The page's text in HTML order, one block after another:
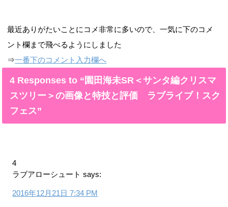
最近ありがたいことにコメ非常に多いので、一気に下のコメ
ント欄まで飛べるようにしました
⇒一番下のコメント入力欄へ
4 Responses to “園田海未SR＜サンタ編クリスマ
スツリー＞の画像と特技と評価 ラブライブ！スク
フェス”
4
ラブアローシュート says:
2016年12月21日 7:34 PM